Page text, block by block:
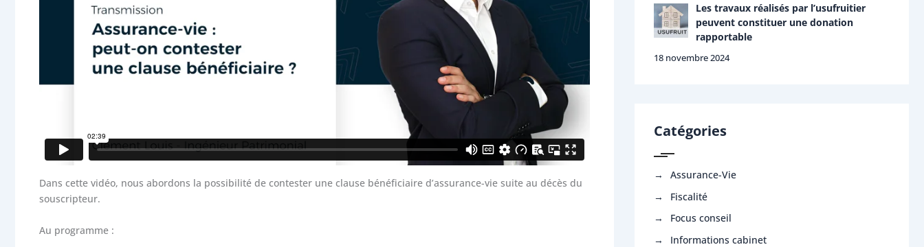
Dans cette vidéo, nous abordons la possibilité de contester une clause bénéficiaire d’assurance-vie suite au décès du
souscripteur.
Au programme :
Les travaux réalisés par l’usufruitier
peuvent constituer une donation
rapportable
18 novembre 2024
Catégories
Assurance-Vie
Fiscalité
Focus conseil
Informations cabinet